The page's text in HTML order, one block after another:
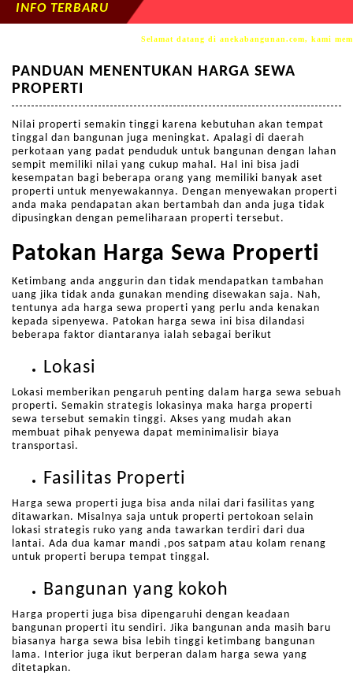
INFO TERBARU
Selamat datang di anekabangunan.com, kami
PANDUAN MENENTUKAN HARGA SEWA
PROPERTI
Nilai properti semakin tinggi karena kebutuhan akan tempat
tinggal dan bangunan juga meningkat. Apalagi di daerah
perkotaan yang padat penduduk untuk bangunan dengan lahan
sempit memiliki nilai yang cukup mahal. Hal ini bisa jadi
kesempatan bagi beberapa orang yang memiliki banyak aset
properti untuk menyewakannya. Dengan menyewakan properti
anda maka pendapatan akan bertambah dan anda juga tidak
dipusingkan dengan pemeliharaan properti tersebut.
Patokan Harga Sewa Properti
Ketimbang anda anggurin dan tidak mendapatkan tambahan
uang jika tidak anda gunakan mending disewakan saja. Nah,
tentunya ada harga sewa properti yang perlu anda kenakan
kepada sipenyewa. Patokan harga sewa ini bisa dilandasi
beberapa faktor diantaranya ialah sebagai berikut
Lokasi
Lokasi memberikan pengaruh penting dalam harga sewa sebuah
properti. Semakin strategis lokasinya maka harga properti
sewa tersebut semakin tinggi. Akses yang mudah akan
membuat pihak penyewa dapat meminimalisir biaya
transportasi.
Fasilitas Properti
Harga sewa properti juga bisa anda nilai dari fasilitas yang
ditawarkan. Misalnya saja untuk properti pertokoan selain
lokasi strategis ruko yang anda tawarkan terdiri dari dua
lantai. Ada dua kamar mandi ,pos satpam atau kolam renang
untuk properti berupa tempat tinggal.
Bangunan yang kokoh
Harga properti juga bisa dipengaruhi dengan keadaan
bangunan properti itu sendiri. Jika bangunan anda masih baru
biasanya harga sewa bisa lebih tinggi ketimbang bangunan
lama. Interior juga ikut berperan dalam harga sewa yang
ditetapkan.